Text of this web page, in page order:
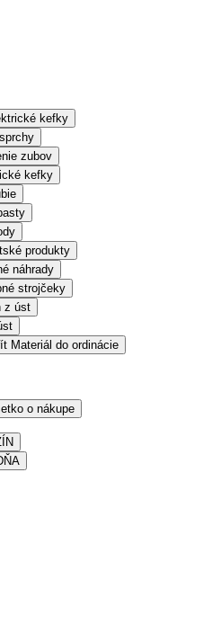
kefky
zubov
kefky
produkty
náhrady
strojčeky
z úst
Materiál do ordinácie
o nákupe